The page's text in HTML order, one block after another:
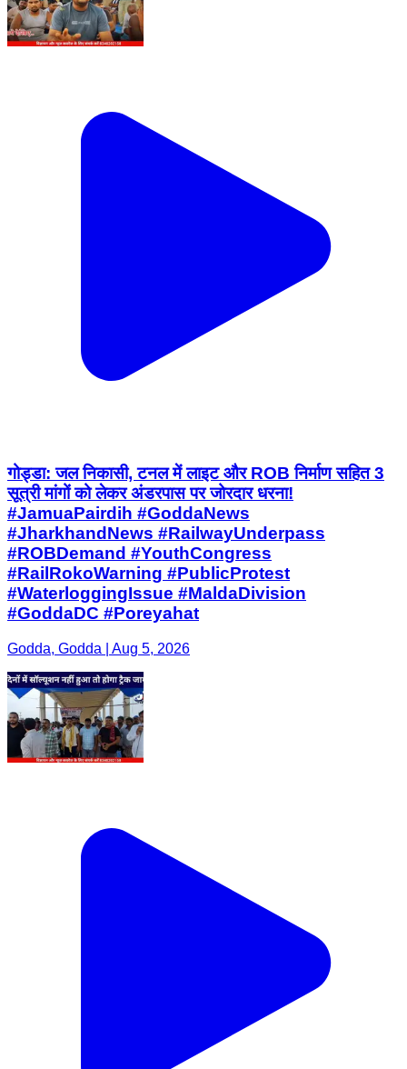
गोड्डा: जल निकासी, टनल में लाइट और ROB निर्माण सहित 3
सूत्री मांगों को लेकर अंडरपास पर जोरदार धरना!
#JamuaPairdih #GoddaNews
#JharkhandNews #RailwayUnderpass
#ROBDemand #YouthCongress
#RailRokoWarning #PublicProtest
#WaterloggingIssue #MaldaDivision
#GoddaDC #Poreyahat
Godda, Godda | Aug 5, 2026